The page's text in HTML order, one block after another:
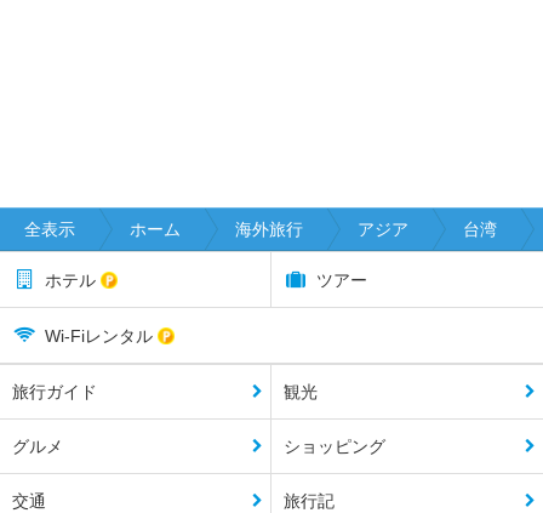
全表示 ホーム 海外旅行 アジア 台湾
ホテル ツアー
Wi-Fiレンタル
旅行ガイド 観光
グルメ ショッピング
交通 旅行記